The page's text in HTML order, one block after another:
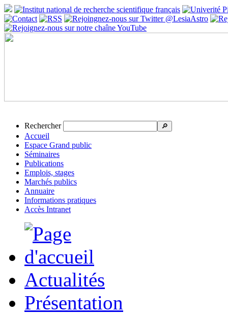
Rechercher 🔎
Accueil
Espace Grand public
Séminaires
Publications
Emplois, stages
Marchés publics
Annuaire
Informations pratiques
Accès Intranet
Actualités
Présentation